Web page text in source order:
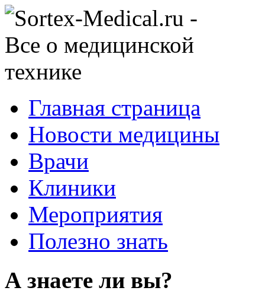
Главная страница
Новости медицины
Врачи
Клиники
Мероприятия
Полезно знать
А знаете ли вы?